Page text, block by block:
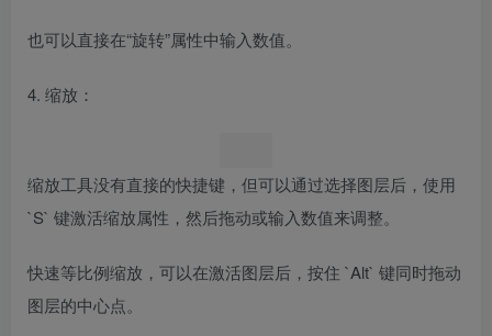
也可以直接在“旋转”属性中输入数值。
4. 缩放：
缩放工具没有直接的快捷键，但可以通过选择图层后，使用
`S` 键激活缩放属性，然后拖动或输入数值来调整。
快速等比例缩放，可以在激活图层后，按住 `Alt` 键同时拖动
图层的中心点。